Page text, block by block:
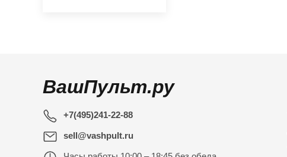
ВашПульт.ру
+7(495)241-22-88
sell@vashpult.ru